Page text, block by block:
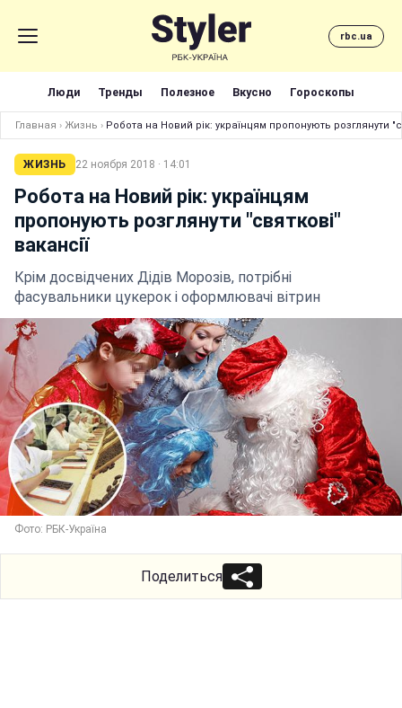
rbc.ua
Люди Тренды Полезное Вкусно Гороскопы
Главная › Жизнь › Робота на Новий рік: українцям пропонують розглянути
ЖИЗНЬ 22 ноября 2018 · 14:01
Робота на Новий рік: українцям
пропонують розглянути "святкові"
вакансії
Крім досвідчених Дідів Морозів, потрібні
фасувальники цукерок і оформлювачі вітрин
Фото: РБК-Україна
Поделиться